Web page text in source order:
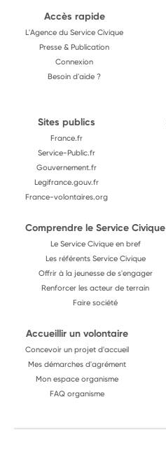
Accès rapide
L'Agence du Service Civique
Presse & Publication
Connexion
Besoin d'aide ?
Sites publics
France.fr
Service-Public.fr
Gouvernement.fr
Legifrance.gouv.fr
France-volontaires.org
Comprendre le Service Civique
Le Service Civique en bref
Les référents Service Civique
Offrir à la jeunesse de s'engager
Renforcer les acteur de terrain
Faire société
Accueillir un volontaire
Concevoir un projet d'accueil
Mes démarches d'agrément
Mon espace organisme
FAQ organisme